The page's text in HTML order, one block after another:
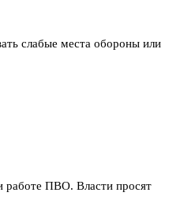
слабые места обороны или
работе ПВО. Власти просят